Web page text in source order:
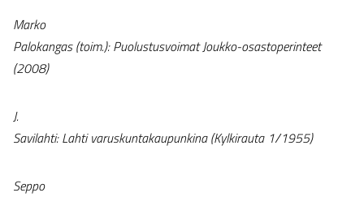
Marko
Palokangas (toim.): Puolustusvoimat Joukko-osastoperinteet
(2008)
J.
Savilahti: Lahti varuskuntakaupunkina (Kylkirauta 1/1955)
Seppo